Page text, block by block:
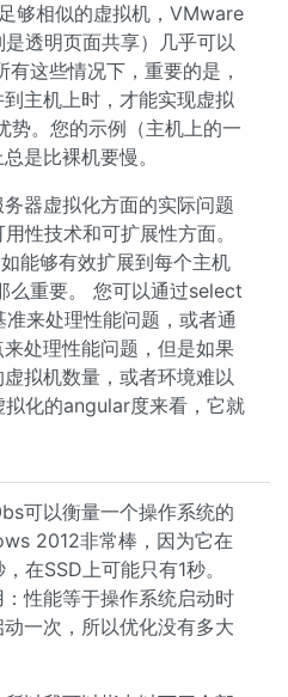
够相似的虚拟机，VMware
透明页面共享）几乎可以
这些情况下，重要的是，
主机上时，才能实现虚拟
势。您的示例（主机上的一
是比裸机要慢。
器虚拟化方面的实际问题
性技术和可扩展性方面。
能够有效扩展到每个主机
么重要。 您可以通过select
来处理性能问题，或者通
处理性能问题，但是如果
拟机数量，或者环境难以
化的angular度来看，它就
可以衡量一个操作系统的
2012非常棒，因为它在
在SSD上可能只有1秒。
性能等于操作系统启动时
一次，所以优化没有多大